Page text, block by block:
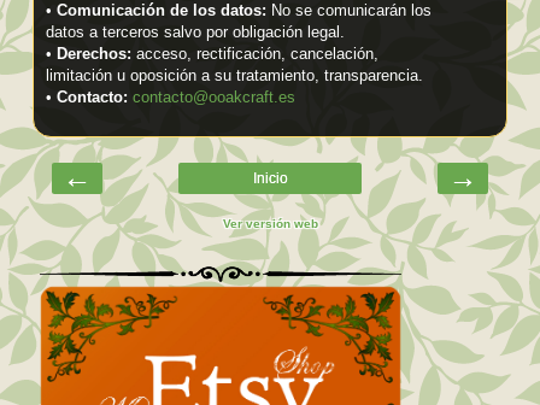
• Comunicación de los datos: No se comunicarán los
datos a terceros salvo por obligación legal.
• Derechos: acceso, rectificación, cancelación,
limitación u oposición a su tratamiento, transparencia.
• Contacto: contacto@ooakcraft.es
← →
Inicio
Ver versión web